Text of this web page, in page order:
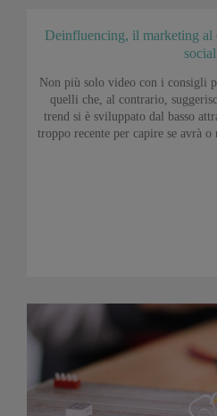
Deinfluencing, il marketing al
social
Non più solo video con i consigli
quelli che, al contrario,
trend si è sviluppato dal basso
troppo recente per capire se avrà